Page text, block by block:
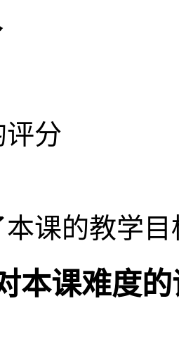
评分
课的教学目
本课难度